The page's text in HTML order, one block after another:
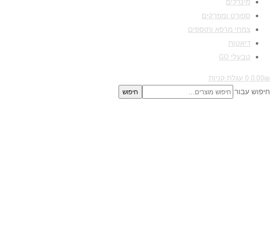
מינרלים
ספורט ומפרקים
צמחי מרפא ותוספים
דיאטות
טבעלי GO
0.00₪
0 עגלת קניות
חיפוש עבור:
חיפוש